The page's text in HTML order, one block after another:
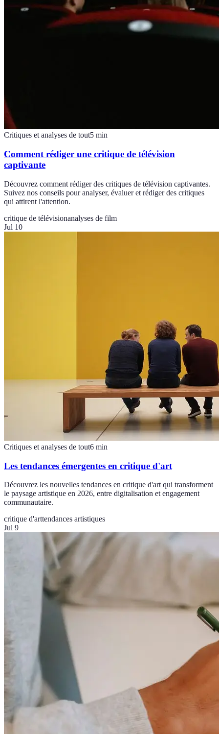
Critiques et analyses de tout5 min
Comment rédiger une critique de télévision
captivante
Découvrez comment rédiger des critiques de télévision captivantes.
Suivez nos conseils pour analyser, évaluer et rédiger des critiques
qui attirent l'attention.
critique de télévisionanalyses de film
Jul 10
Critiques et analyses de tout6 min
Les tendances émergentes en critique d'art
Découvrez les nouvelles tendances en critique d'art qui transforment
le paysage artistique en 2026, entre digitalisation et engagement
communautaire.
critique d'arttendances artistiques
Jul 9